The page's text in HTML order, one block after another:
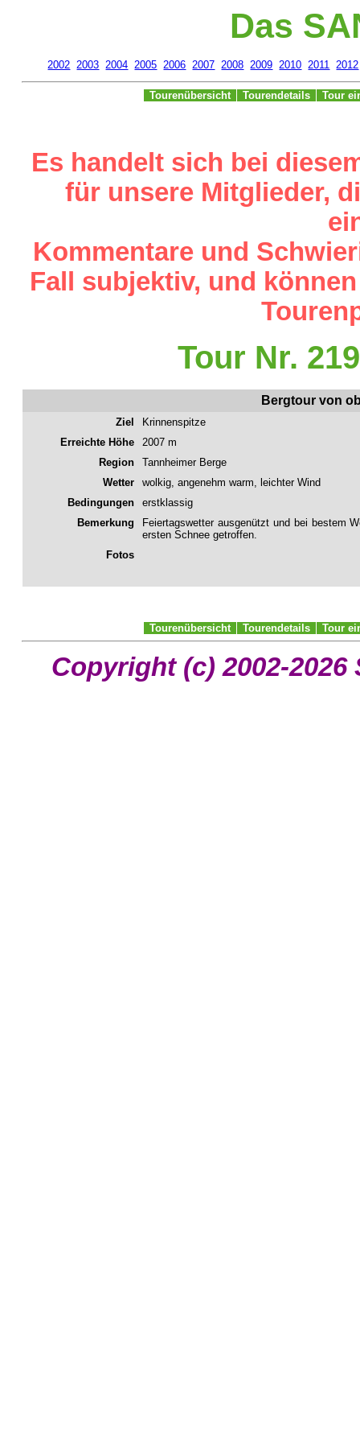
Das
2002 2003 2004 2005 2006 2007 2008 2009 2010 2011 2012
Tourenübersicht Tourendetails Tour
Es handelt sich bei
für unsere Mitglieder,
Kommentare und
Fall subjektiv, und
Tour Nr.
Bergtour von
Ziel
Krinnenspitze
Erreichte Höhe
2007 m
Region
Tannheimer Berge
Wetter
wolkig, angenehm warm, leichter Wind
Bedingungen
erstklassig
Bemerkung
Feiertagswetter ausgenützt und bei bestem
ersten Schnee getroffen.
Fotos
Tourenübersicht Tourendetails Tour
Copyright (c) 2002-